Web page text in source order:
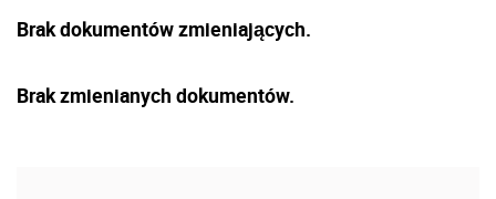
Brak dokumentów zmieniających.
Brak zmienianych dokumentów.